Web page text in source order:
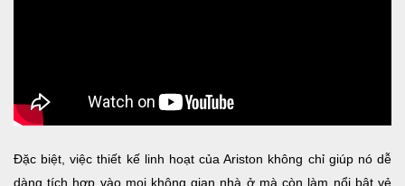
Đặc biệt, việc thiết kế linh hoạt của Ariston không chỉ giúp nó dễ
dàng tích hợp vào mọi không gian nhà ở mà còn làm nổi bật vẻ